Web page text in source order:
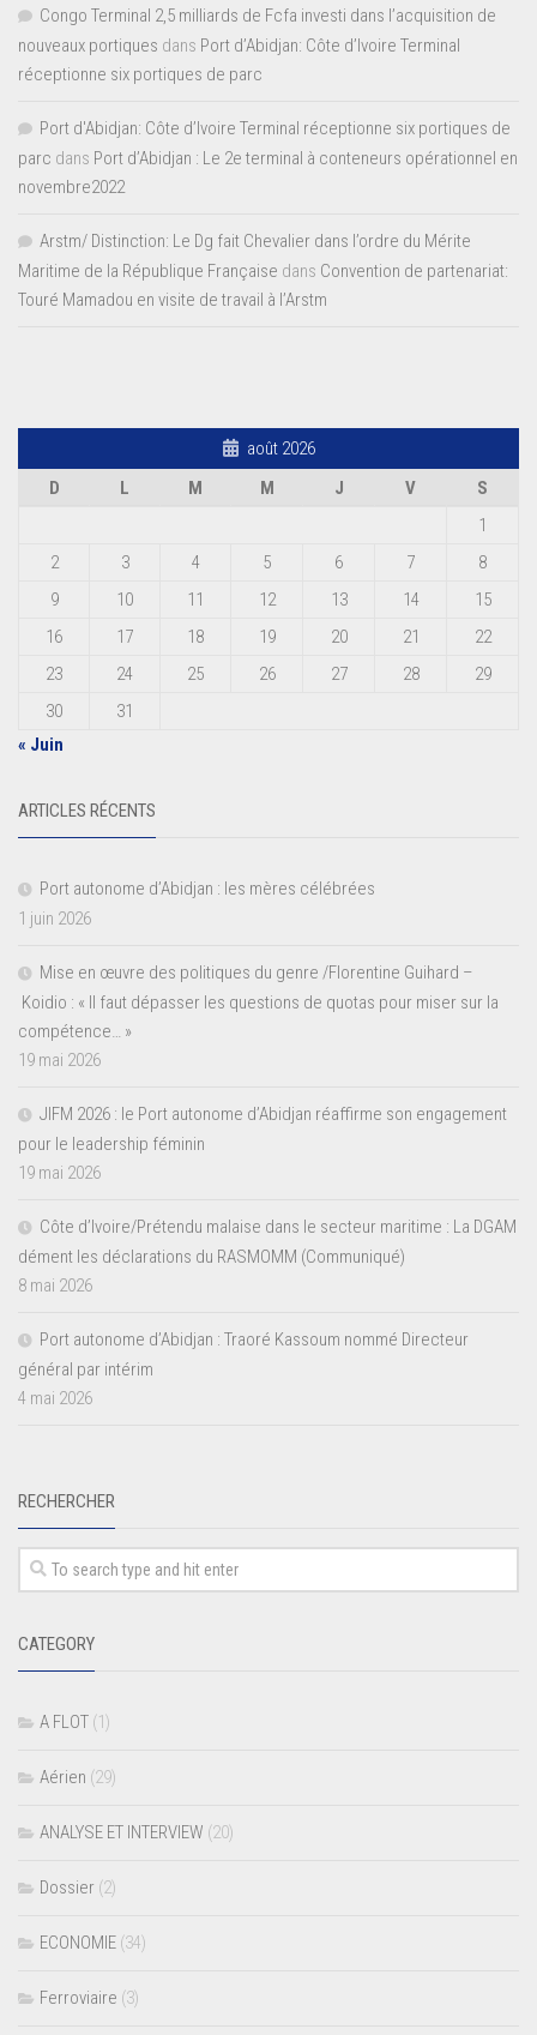
Congo Terminal 2,5 milliards de Fcfa investi dans l’acquisition de
nouveaux portiques dans Port d’Abidjan: Côte d’Ivoire Terminal
réceptionne six portiques de parc
Port d'Abidjan: Côte d’Ivoire Terminal réceptionne six portiques de
parc dans Port d’Abidjan : Le 2e terminal à conteneurs opérationnel en
novembre2022
Arstm/ Distinction: Le Dg fait Chevalier dans l’ordre du Mérite
Maritime de la République Française dans Convention de partenariat:
Touré Mamadou en visite de travail à l’Arstm
août 2026
D
L M M J V
S
1
2
3 4 5 6 7
8
9
10 11 12 13 14
15
16
17 18 19 20 21
22
23
24 25 26 27 28
29
30
31
« Juin
ARTICLES RÉCENTS
Port autonome d’Abidjan : les mères célébrées
1 juin 2026
Mise en œuvre des politiques du genre /Florentine Guihard –
Koidio : « Il faut dépasser les questions de quotas pour miser sur la
compétence… »
19 mai 2026
JIFM 2026 : le Port autonome d’Abidjan réaffirme son engagement
pour le leadership féminin
19 mai 2026
Côte d’Ivoire/Prétendu malaise dans le secteur maritime : La DGAM
dément les déclarations du RASMOMM (Communiqué)
8 mai 2026
Port autonome d’Abidjan : Traoré Kassoum nommé Directeur
général par intérim
4 mai 2026
RECHERCHER
CATEGORY
A FLOT (1)
Aérien (29)
ANALYSE ET INTERVIEW (20)
Dossier (2)
ECONOMIE (34)
Ferroviaire (3)